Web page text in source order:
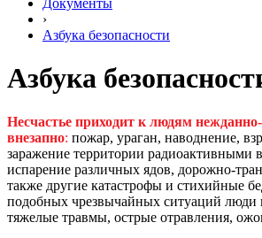
Документы
›
Азбука безопасности
Азбука
Несчастье приходит к людям
внезапно: пожар, ураган, наводнение,
заражение территории радиоактивными
испарение различных ядов, дорожно-
также другие катастрофы и стихийные
подобных чрезвычайных ситуаций люди
тяжелые травмы, острые отравления,